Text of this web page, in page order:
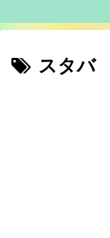
スタバ